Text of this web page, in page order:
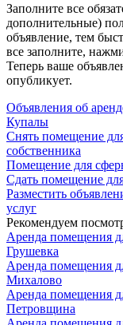
Заполните все
дополнительные)
объявление, тем
все заполните,
Теперь ваше
опубликует.
Объявления об
Купалы
Снять помещение
собственника
Помещение для
Сдать помещение
Разместить
услуг
Рекомендуем
Аренда помещения
Грушевка
Аренда помещения
Михалово
Аренда помещения
Петровщина